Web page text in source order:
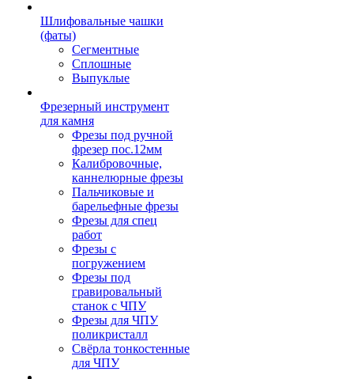
Шлифовальные чашки
(фаты)
Сегментные
Сплошные
Выпуклые
Фрезерный инструмент
для камня
Фрезы под ручной
фрезер пос.12мм
Калибровочные,
каннелюрные фрезы
Пальчиковые и
барельефные фрезы
Фрезы для спец
работ
Фрезы с
погружением
Фрезы под
гравировальный
станок с ЧПУ
Фрезы для ЧПУ
поликристалл
Свёрла тонкостенные
для ЧПУ